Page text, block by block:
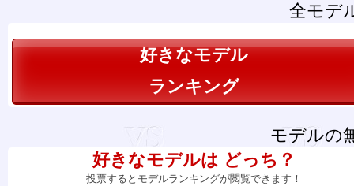
全モデ
好きなモデル
ランキング
モデルの
好きなモデルは どっち？
投票するとモデルランキングが閲覧できます！